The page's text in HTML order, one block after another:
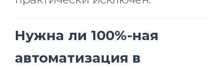
Нужна ли 100%-ная
автоматизация в